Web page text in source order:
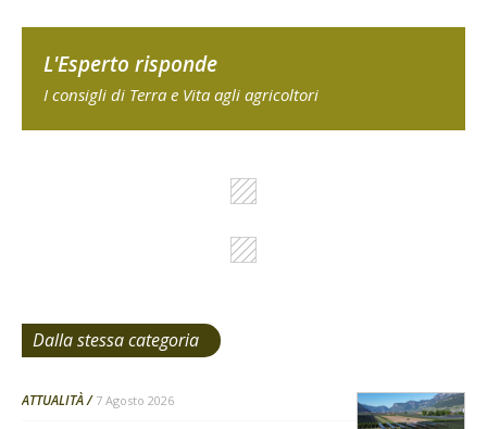
L'Esperto risponde
I consigli di Terra e Vita agli agricoltori
Dalla stessa categoria
ATTUALITÀ 7 Agosto 2026